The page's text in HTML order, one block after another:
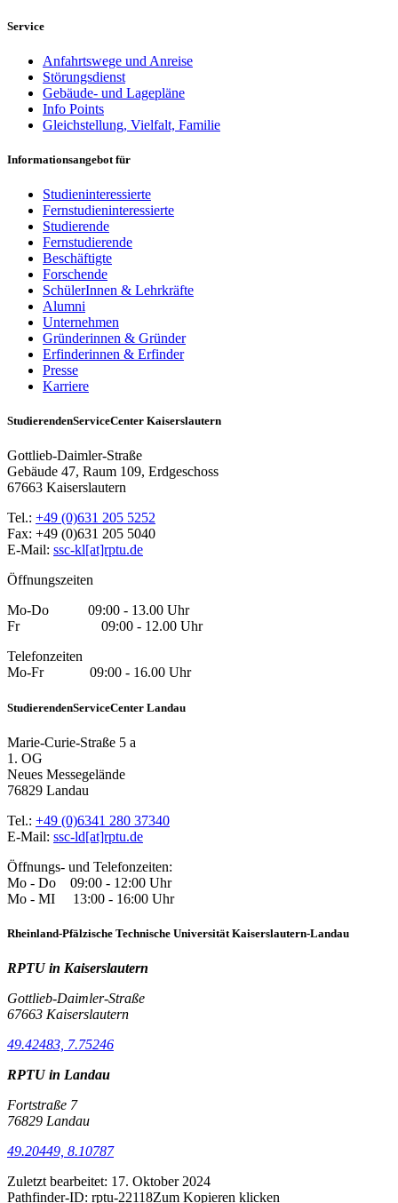
Service
Anfahrtswege und Anreise
Störungsdienst
Gebäude- und Lagepläne
Info Points
Gleichstellung, Vielfalt, Familie
Informationsangebot für
Studieninteressierte
Fernstudieninteressierte
Studierende
Fernstudierende
Beschäftigte
Forschende
SchülerInnen & Lehrkräfte
Alumni
Unternehmen
Gründerinnen & Gründer
Erfinderinnen & Erfinder
Presse
Karriere
StudierendenServiceCenter Kaiserslautern
Gottlieb-Daimler-Straße
Gebäude 47, Raum 109, Erdgeschoss
67663 Kaiserslautern
Tel.: +49 (0)631 205 5252
Fax: +49 (0)631 205 5040
E-Mail: ssc-kl[at]rptu.de
Öffnungszeiten
Mo-Do 09:00 - 13.00 Uhr
Fr 09:00 - 12.00 Uhr
Telefonzeiten
Mo-Fr 09:00 - 16.00 Uhr
StudierendenServiceCenter Landau
Marie-Curie-Straße 5 a
1. OG
Neues Messegelände
76829 Landau
Tel.: +49 (0)6341 280 37340
E-Mail: ssc-ld[at]rptu.de
Öffnungs- und Telefonzeiten:
Mo - Do 09:00 - 12:00 Uhr
Mo - MI 13:00 - 16:00 Uhr
Rheinland-Pfälzische Technische Universität Kaiserslautern-Landau
RPTU in Kaiserslautern
Gottlieb-Daimler-Straße
67663 Kaiserslautern
49.42483, 7.75246
RPTU in Landau
Fortstraße 7
76829 Landau
49.20449, 8.10787
Zuletzt bearbeitet: 17. Oktober 2024
Pathfinder-ID: rptu-22118Zum Kopieren klicken